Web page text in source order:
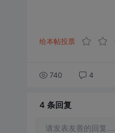
给本帖投票
740 4
4 条回复
请发表友善的回复…